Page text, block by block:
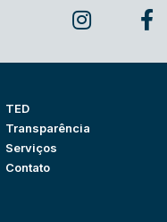
TED
Transparência
Serviços
Contato